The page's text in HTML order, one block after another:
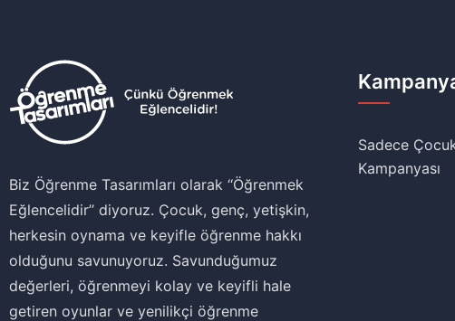
Biz Öğrenme Tasarımları olarak ‘‘Öğrenmek
Eğlencelidir’’ diyoruz. Çocuk, genç, yetişkin,
herkesin oynama ve keyifle öğrenme hakkı
olduğunu savunuyoruz. Savunduğumuz
değerleri, öğrenmeyi kolay ve keyifli hale
getiren oyunlar ve yenilikçi öğrenme
Sadece
Kampanyası